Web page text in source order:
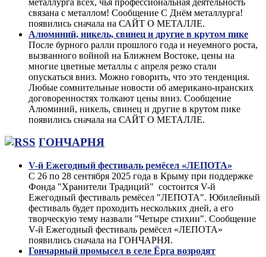
связана с металлом! Сообщение С Днём металлурга!
появились сначала на САЙТ О МЕТАЛЛЕ.
Алюминий, никель, свинец и другие в крутом пике
После бурного ралли прошлого года и неуемного роста,
вызванного войной на Ближнем Востоке, цены на
многие цветные металлы с апреля резко стали
опускаться вниз. Можно говорить, что это тенденция.
Любые сомнительные новости об американо-иранских
договоренностях толкают цены вниз. Сообщение
Алюминий, никель, свинец и другие в крутом пике
появились сначала на САЙТ О МЕТАЛЛЕ.
ГОНЧАРНЯ
V-й Ежегодный фестиваль ремёсел «ЛЕПОТА»
С 26 по 28 сентября 2025 года в Крыму при поддержке
Фонда "Хранители Традиций" состоится V-й
Ежегодный фестиваль ремёсел "ЛЕПОТА". Юбилейный
фестиваль будет проходить нескольких дней, а его
творческую тему назвали "Четыре стихии". Сообщение
V-й Ежегодный фестиваль ремёсел «ЛЕПОТА»
появились сначала на ГОНЧАРНЯ.
Гончарный промысел в селе Ёрга возродят